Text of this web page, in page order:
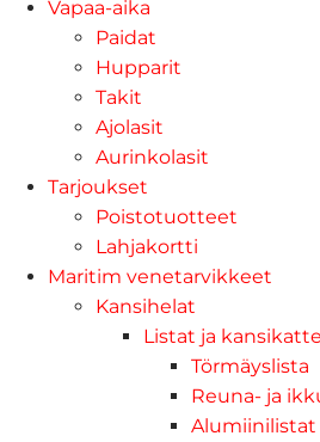
Vapaa-aika
Paidat
Hupparit
Takit
Ajolasit
Aurinkolasit
Tarjoukset
Poistotuotteet
Lahjakortti
Maritim venetarvikkeet
Kansihelat
Listat ja
Törmäyslista
Reuna- ja
Alumiinilistat